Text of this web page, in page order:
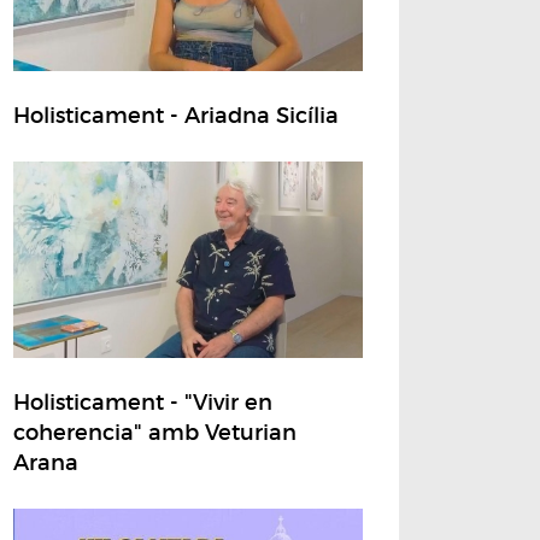
Holisticament - Ariadna Sicília
Holisticament - "Vivir en
coherencia" amb Veturian
Arana